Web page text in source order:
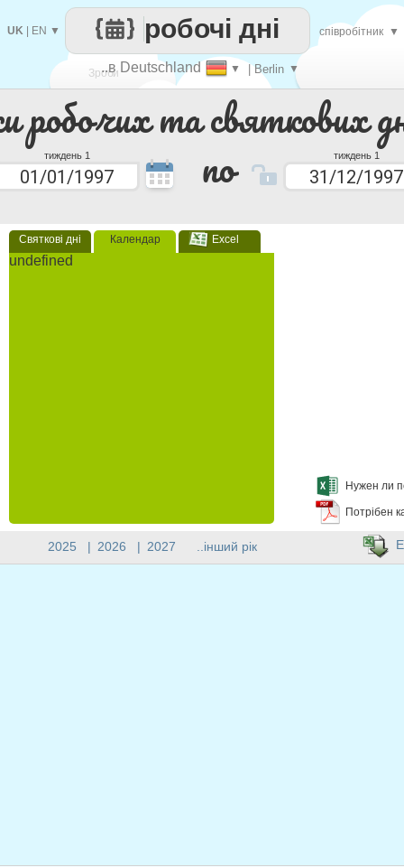
робочих та святкових
тиждень 1 по тиждень 1
Святкові дні Календар Excel
undefined
Нужен ли
Потрібен
Зроби
кожен
..в Deutschland ▼ | Berlin ▼
робочі дні
UK EN ▼ співробітник ▼
2025 | 2026 | 2027 ..інший рік